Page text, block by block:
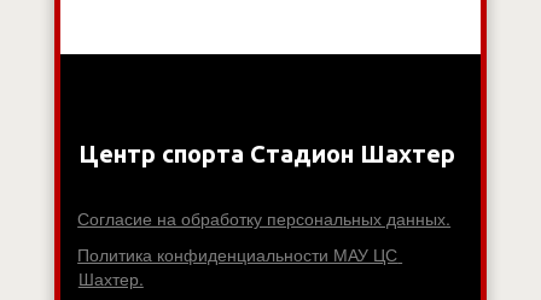
Центр спорта Стадион Шахтер
Согласие на обработку персональных данных.
Политика конфиденциальности МАУ ЦС
Шахтер.